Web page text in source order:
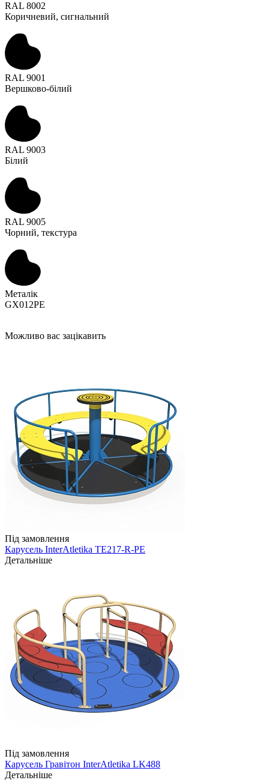
RAL 8002
Коричневий, сигнальний
RAL 9001
Вершково-білий
RAL 9003
Білий
RAL 9005
Чорний, текстура
Металік
GX012PE
Можливо вас зацікавить
Під замовлення
Карусель InterAtletika TE217-R-PE
Детальніше
Під замовлення
Карусель Гравітон InterAtletika LK488
Детальніше